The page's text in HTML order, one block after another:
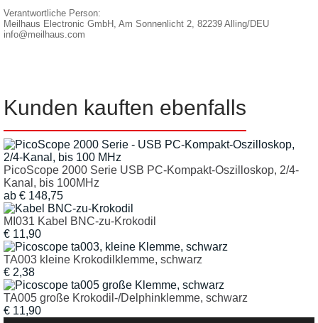
Verantwortliche Person:
Meilhaus Electronic GmbH, Am Sonnenlicht 2, 82239 Alling/DEU
info@meilhaus.com
Kunden kauften ebenfalls
PicoScope 2000 Serie USB PC-Kompakt-Oszilloskop, 2/4-
Kanal, bis 100MHz
ab € 148,75
MI031 Kabel BNC-zu-Krokodil
€ 11,90
TA003 kleine Krokodilklemme, schwarz
€ 2,38
TA005 große Krokodil-/Delphinklemme, schwarz
€ 11,90